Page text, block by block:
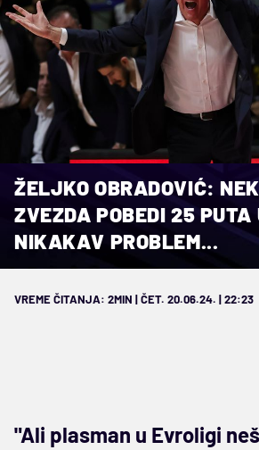
ŽELJKO OBRADOVIĆ:
ZVEZDA POBEDI 25 PUTA
NIKAKAV PROBLEM...
VREME ČITANJA: 2MIN | ČET. 20.06.24. | 22:23
"Ali plasman u Evroligi